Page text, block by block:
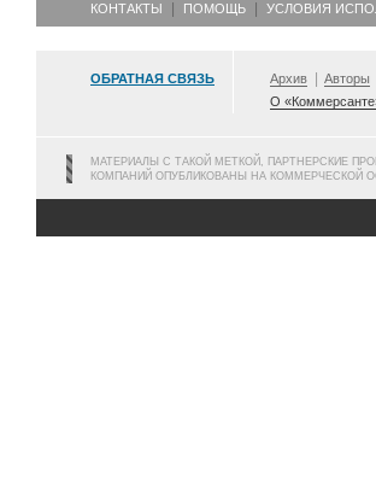
КОНТАКТЫ ПОМОЩЬ УСЛОВИЯ
ОБРАТНАЯ СВЯЗЬ Архив Авторы
О
МАТЕРИАЛЫ С ТАКОЙ МЕТКОЙ, ПАРТНЕРСКИЕ
КОМПАНИЙ ОПУБЛИКОВАНЫ НА КОММЕРЧЕСКОЙ